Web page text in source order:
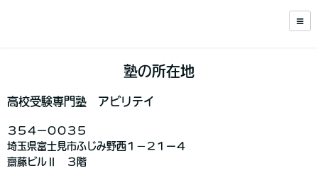
塾の所在地
高校受験専門塾 アビリテイ
３５４ー００３５
埼玉県富士見市ふじみ野西１−２１ー４
齋藤ビルⅡ ３階